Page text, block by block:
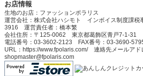
お店情報
生地のお店：ファッションポラリス
運営会社：株式会社ハシモト インボイス制度課
3916 運営責任者：橋本繁
会社住所：〒125-0062 東京都葛飾区青戸7-1-31
電話番号：03-3602-2123 FAX番号：03-3690-
URL：https://www.fpolaris.com/ 連絡先メールアド
shopmaster@fpolaris.com